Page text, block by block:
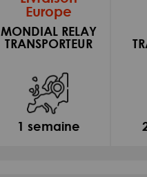
Europe
MONDIAL RELAY
TRANSPORTEUR
1 semaine